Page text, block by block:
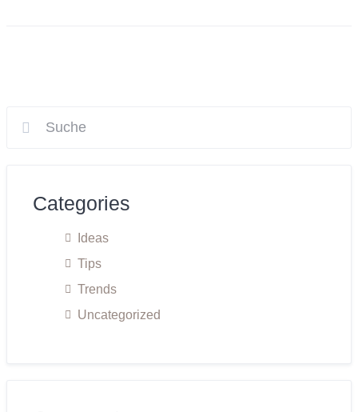
Categories
Ideas
Tips
Trends
Uncategorized